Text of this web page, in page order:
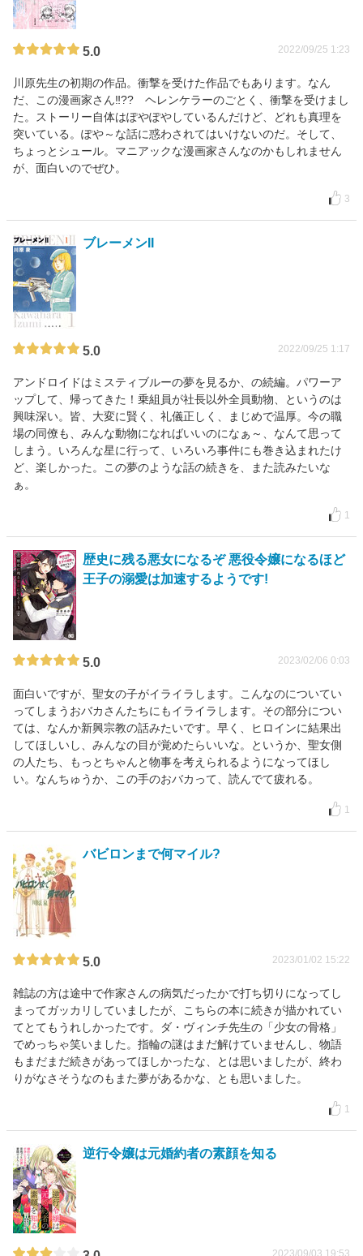
5.0 2022/09/25 1:23
川原先生の初期の作品。衝撃を受けた作品でもあります。なん
だ、この漫画家さん‼?? ヘレンケラーのごとく、衝撃を受けまし
た。ストーリー自体はぽやぽやしているんだけど、どれも真理を
突いている。ぽや～な話に惑わされてはいけないのだ。そして、
ちょっとシュール。マニアックな漫画家さんなのかもしれません
が、面白いのでぜひ。
3
ブレーメンII
5.0 2022/09/25 1:17
アンドロイドはミスティブルーの夢を見るか、の続編。パワーア
ップして、帰ってきた！乗組員が社長以外全員動物、というのは
興味深い。皆、大変に賢く、礼儀正しく、まじめで温厚。今の職
場の同僚も、みんな動物になればいいのになぁ～、なんて思って
しまう。いろんな星に行って、いろいろ事件にも巻き込まれたけ
ど、楽しかった。この夢のような話の続きを、また読みたいな
ぁ。
1
歴史に残る悪女になるぞ 悪役令嬢になるほど
王子の溺愛は加速するようです!
5.0 2023/02/06 0:03
面白いですが、聖女の子がイライラします。こんなのについてい
ってしまうおバカさんたちにもイライラします。その部分につい
ては、なんか新興宗教の話みたいです。早く、ヒロインに結果出
してほしいし、みんなの目が覚めたらいいな。というか、聖女側
の人たち、もっとちゃんと物事を考えられるようになってほし
い。なんちゅうか、この手のおバカって、読んでて疲れる。
1
バビロンまで何マイル?
5.0 2023/01/02 15:22
雑誌の方は途中で作家さんの病気だったかで打ち切りになってし
まってガッカリしていましたが、こちらの本に続きが描かれてい
てとてもうれしかったです。ダ・ヴィンチ先生の「少女の骨格」
でめっちゃ笑いました。指輪の謎はまだ解けていませんし、物語
もまだまだ続きがあってほしかったな、とは思いましたが、終わ
りがなさそうなのもまた夢があるかな、とも思いました。
1
逆行令嬢は元婚約者の素顔を知る